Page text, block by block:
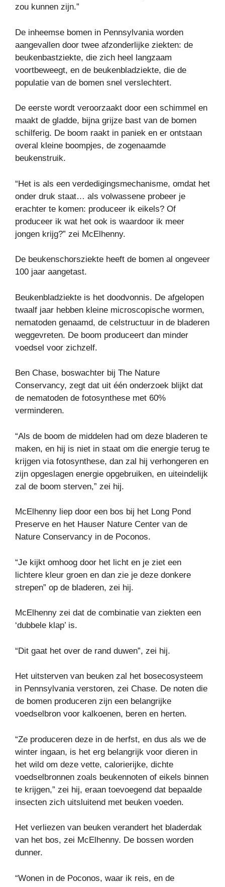
zou kunnen zijn.”
De inheemse bomen in Pennsylvania worden
aangevallen door twee afzonderlijke ziekten: de
beukenbastziekte, die zich heel langzaam
voortbeweegt, en de beukenbladziekte, die de
populatie van de bomen snel verslechtert.
De eerste wordt veroorzaakt door een schimmel en
maakt de gladde, bijna grijze bast van de bomen
schilferig. De boom raakt in paniek en er ontstaan ​​
overal kleine boompjes, de zogenaamde
beukenstruik.
“Het is als een verdedigingsmechanisme, omdat het
onder druk staat… als volwassene probeer je
erachter te komen: produceer ik eikels? Of
produceer ik wat het ook is waardoor ik meer
jongen krijg?” zei McElhenny.
De beukenschorsziekte heeft de bomen al ongeveer
100 jaar aangetast.
Beukenbladziekte is het doodvonnis. De afgelopen
twaalf jaar hebben kleine microscopische wormen,
nematoden genaamd, de celstructuur in de bladeren
weggevreten. De boom produceert dan minder
voedsel voor zichzelf.
Ben Chase, boswachter bij The Nature
Conservancy, zegt dat uit één onderzoek blijkt dat
de nematoden de fotosynthese met 60%
verminderen.
“Als de boom de middelen had om deze bladeren te
maken, en hij is niet in staat om die energie terug te
krijgen via fotosynthese, dan zal hij verhongeren en
zijn opgeslagen energie opgebruiken, en uiteindelijk
zal de boom sterven,” zei hij.
McElhenny liep door een bos bij het Long Pond
Preserve en het Hauser Nature Center van de
Nature Conservancy in de Poconos.
“Je kijkt omhoog door het licht en je ziet een
lichtere kleur groen en dan zie je deze donkere
strepen” op de bladeren, zei hij.
McElhenny zei dat de combinatie van ziekten een
‘dubbele klap’ is.
“Dit gaat het over de rand duwen”, zei hij.
Het uitsterven van beuken zal het bosecosysteem
in Pennsylvania verstoren, zei Chase. De noten die
de bomen produceren zijn een belangrijke
voedselbron voor kalkoenen, beren en herten.
“Ze produceren deze in de herfst, en dus als we de
winter ingaan, is het erg belangrijk voor dieren in
het wild om deze vette, calorierijke, dichte
voedselbronnen zoals beukennoten of eikels binnen
te krijgen,” zei hij, eraan toevoegend dat bepaalde
insecten zich uitsluitend met beuken voeden.
Het verliezen van beuken verandert het bladerdak
van het bos, zei McElhenny. De bossen worden
dunner.
“Wonen in de Poconos, waar ik reis, en de